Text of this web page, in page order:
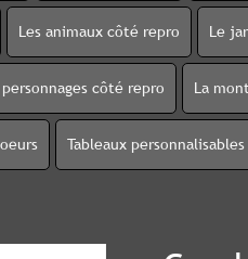
Les animaux côté repro Le
personnages côté repro La
Tableaux personnalisables